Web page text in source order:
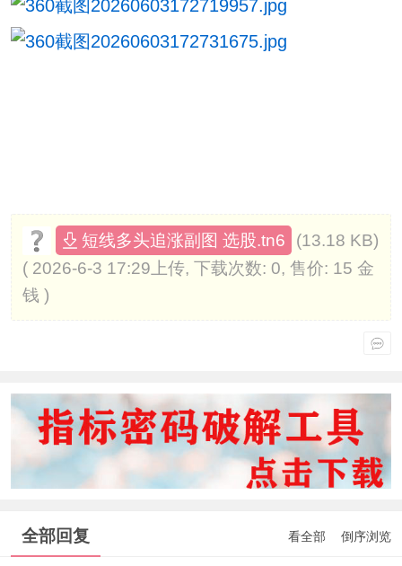
短线多头追涨副图 选股.tn6
(13.18 KB)
( 2026-6-3 17:29上传, 下载次数: 0, 售价: 15 金
钱 )
全部回复 看全部 倒序浏览